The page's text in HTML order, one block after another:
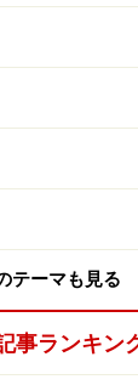
テーマも見る
事ランキン